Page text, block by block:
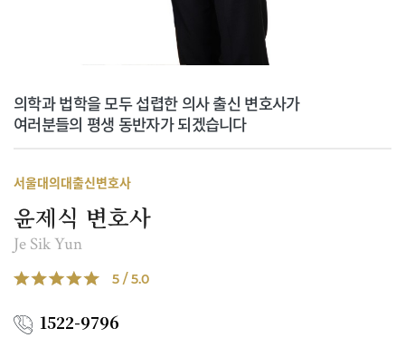
의학과 법학을 모두 섭렵한 의사 출신 변호사가
여러분들의 평생 동반자가 되겠습니다
서울대의대출신변호사
윤제식 변호사
Je Sik Yun
5 / 5.0
1522-9796